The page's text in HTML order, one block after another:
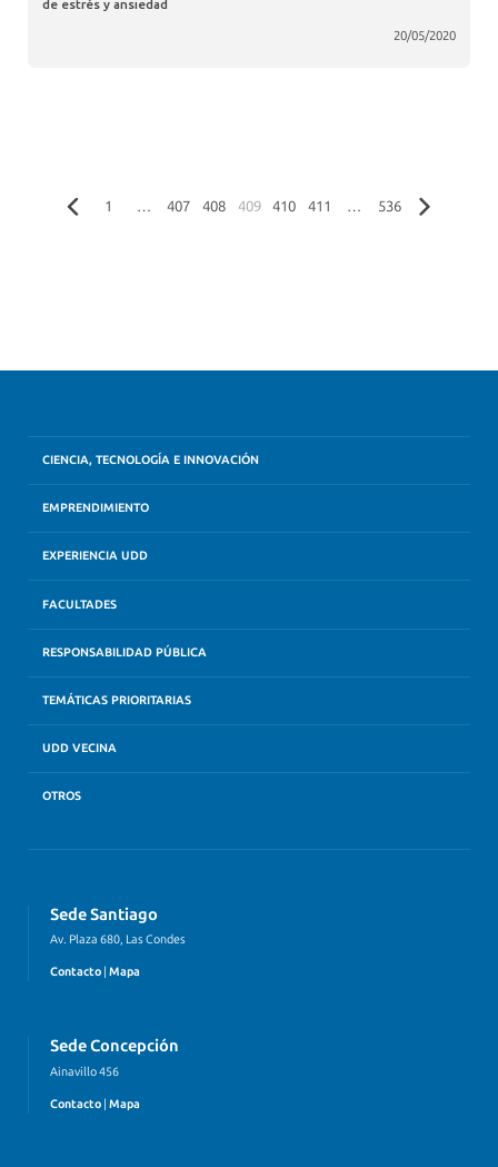
de estrés y ansiedad
20/05/2020
1 … 407 408 409 410 411 … 536
CIENCIA, TECNOLOGÍA E INNOVACIÓN
EMPRENDIMIENTO
EXPERIENCIA UDD
FACULTADES
RESPONSABILIDAD PÚBLICA
TEMÁTICAS PRIORITARIAS
UDD VECINA
OTROS
Sede Santiago
Av. Plaza 680, Las Condes
Contacto Mapa
Sede Concepción
Ainavillo 456
Contacto | Mapa